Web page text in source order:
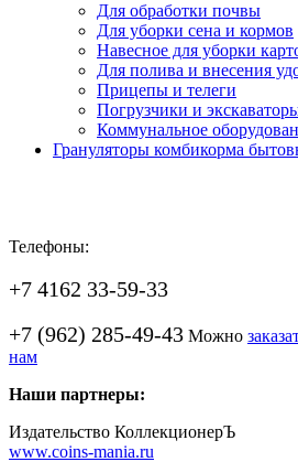
Для обработки почвы
Для уборки сена и кормов
Навесное для уборки
Для полива и внесения
Прицепы и телеги
Погрузчики и
Коммунальное
Грануляторы комбикорма
Телефоны:
+7 4162 33-59-33
+7 (962) 285-49-43 Можно
нам
Наши партнеры:
Издательство КоллекционерЪ
www.coins-mania.ru